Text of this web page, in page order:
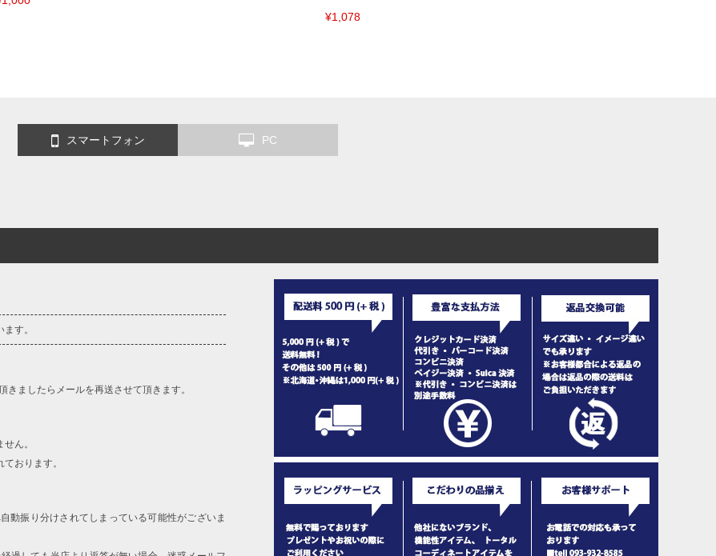
¥1,078
スマートフォン PC
す。
ましたらメールを再送させて頂きます。
ん。
おります。
動振り分けされてしまっている可能性がございま